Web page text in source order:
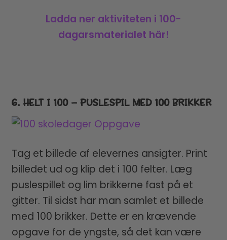
Ladda ner aktiviteten i 100-
dagarsmaterialet här!
6. HELT I 100 – PUSLESPIL MED 100 BRIKKER
Tag et billede af elevernes ansigter. Print
billedet ud og klip det i 100 felter. Læg
puslespillet og lim brikkerne fast på et
gitter. Til sidst har man samlet et billede
med 100 brikker. Dette er en krævende
opgave for de yngste, så det kan være